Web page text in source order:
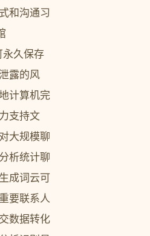
和沟通习
久保存
露的风
计算机完
支持文
大规模聊
析统计聊
成词云可
要联系人
数据转化